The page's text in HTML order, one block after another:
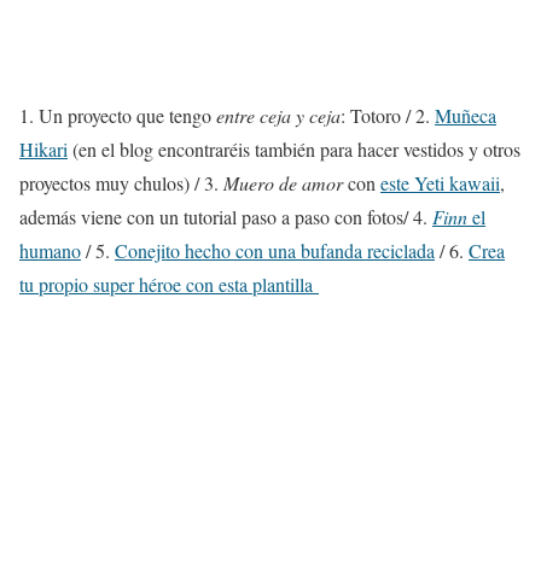
1. Un proyecto que tengoentre ceja y ceja: Totoro / 2. Muñeca
Hikari (en el blog encontraréis también para hacer vestidos y otros
proyectos muy chulos) / 3. Muero de amorcon este Yeti kawaii,
además viene con un tutorial paso a paso con fotos/ 4. Finnel
humano/ 5. Conejito hecho con una bufanda reciclada / 6. Crea
tu propio super héroe con esta plantilla